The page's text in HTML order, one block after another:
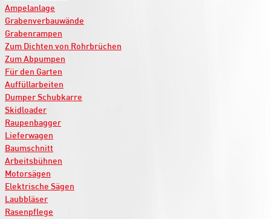
Ampelanlage
Grabenverbauwände
Grabenrampen
Zum Dichten von Rohrbrüchen
Zum Abpumpen
Für den Garten
Auffüllarbeiten
Dumper Schubkarre
Skidloader
Raupenbagger
Lieferwagen
Baumschnitt
Arbeitsbühnen
Motorsägen
Elektrische Sägen
Laubbläser
Rasenpflege